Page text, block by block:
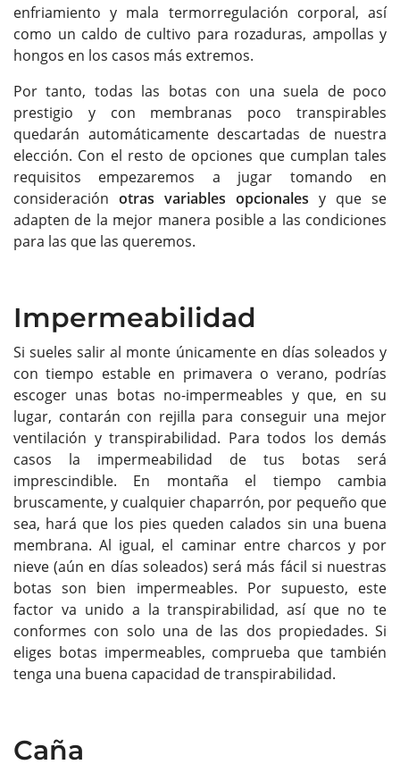
enfriamiento y mala termorregulación corporal, así
como un caldo de cultivo para rozaduras, ampollas y
hongos en los casos más extremos.
Por tanto, todas las botas con una suela de poco
prestigio y con membranas poco transpirables
quedarán automáticamente descartadas de nuestra
elección. Con el resto de opciones que cumplan tales
requisitos empezaremos a jugar tomando en
consideración otras variables opcionales y que se
adapten de la mejor manera posible a las condiciones
para las que las queremos.
Impermeabilidad
Si sueles salir al monte únicamente en días soleados y
con tiempo estable en primavera o verano, podrías
escoger unas botas no-impermeables y que, en su
lugar, contarán con rejilla para conseguir una mejor
ventilación y transpirabilidad. Para todos los demás
casos la impermeabilidad de tus botas será
imprescindible. En montaña el tiempo cambia
bruscamente, y cualquier chaparrón, por pequeño que
sea, hará que los pies queden calados sin una buena
membrana. Al igual, el caminar entre charcos y por
nieve (aún en días soleados) será más fácil si nuestras
botas son bien impermeables. Por supuesto, este
factor va unido a la transpirabilidad, así que no te
conformes con solo una de las dos propiedades. Si
eliges botas impermeables, comprueba que también
tenga una buena capacidad de transpirabilidad.
Caña